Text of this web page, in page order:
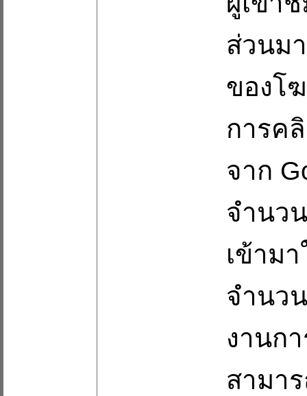
ส่วนม
ของโ
การค
จาก
จำนว
เข้าม
จำนว
งานก
สามา